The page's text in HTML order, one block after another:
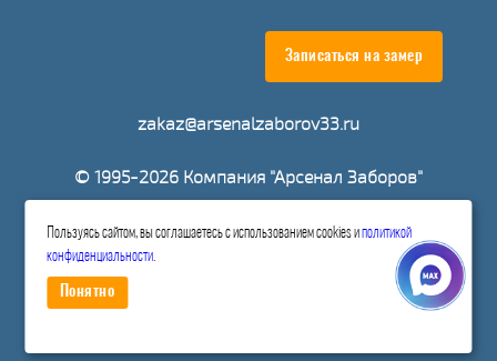
Записаться на замер
zakaz@arsenalzaborov33.ru
© 1995-2026 Компания "Арсенал Заборов"
Расчитать стоимость
Политика конфиденциальности
Пользуясь сайтом, вы соглашаетесь с использованием cookies иполитикой
конфиденциальности.
Понятно